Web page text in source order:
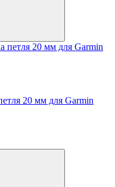
20 мм для Garmin